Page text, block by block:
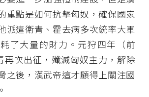
重點是如何抗擊匈奴，確保國家
派遣衛青、霍去病多次統率大軍
了大量的財力。元狩四年（前
再次出征，殲滅匈奴主力，解除
之後，漢武帝這才顧得上關注國